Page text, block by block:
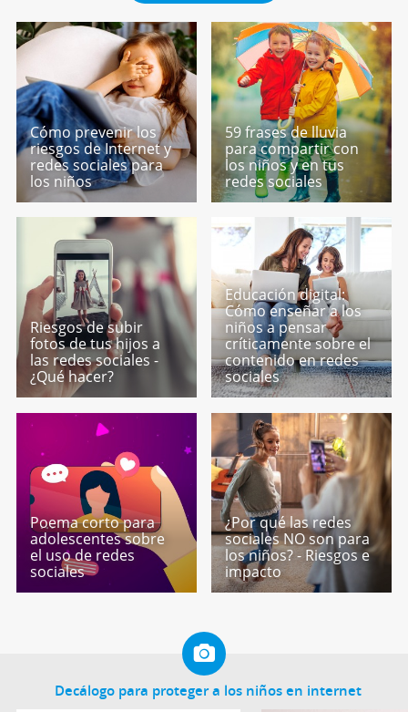
Cómo prevenir los
riesgos de Internet y
redes sociales para
los niños
59 frases de lluvia
para compartir con
los niños y en tus
redes sociales
Riesgos de subir
fotos de tus hijos a
las redes sociales -
¿Qué hacer?
Educación digital:
Cómo enseñar a los
niños a pensar
críticamente sobre el
contenido en redes
sociales
Poema corto para
adolescentes sobre
el uso de redes
sociales
¿Por qué las redes
sociales NO son para
los niños? - Riesgos e
impacto
Decálogo para proteger a los niños en internet